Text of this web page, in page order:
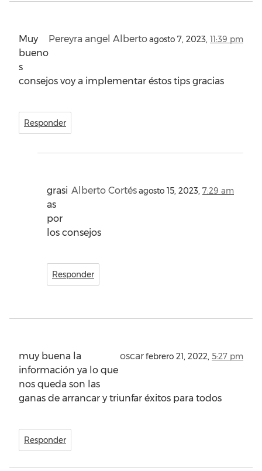
Pereyra angel Albertoagosto 7, 2023, 11:39 pm
Muy
bueno
s
consejos voy a implementar éstos tips gracias
Responder
Alberto Cortésagosto 15, 2023, 7:29 am
grasi
as
por
los consejos
Responder
oscarfebrero 21, 2022, 5:27 pm
muy buena la
información ya lo que
nos queda son las
ganas de arrancar y triunfar éxitos para todos
Responder